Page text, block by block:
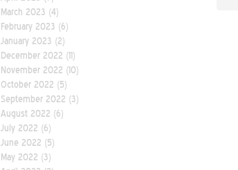
March 2023 (4)
February 2023 (6)
January 2023 (2)
December 2022 (11)
November 2022 (10)
October 2022 (5)
September 2022 (3)
August 2022 (6)
July 2022 (6)
June 2022 (5)
May 2022 (3)